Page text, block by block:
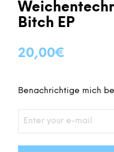
Bitch EP
20,00€
Benachrichtige mich